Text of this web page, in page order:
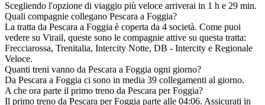
Scegliendo l'opzione di viaggio più veloce arriverai in 1 h e 29 min.
Quali compagnie collegano Pescara a Foggia?
La tratta da Pescara a Foggia è coperta da 4 società. Come puoi
vedere su Virail, queste sono le compagnie attive su questa tratta:
Frecciarossa, Trenitalia, Intercity Notte, DB - Intercity e Regionale
Veloce.
Quanti treni vanno da Pescara a Foggia ogni giorno?
Da Pescara a Foggia ci sono in media 39 collegamenti al giorno.
A che ora parte il primo treno da Pescara per Foggia?
Il primo treno da Pescara per Foggia parte alle 04:06. Assicurati in